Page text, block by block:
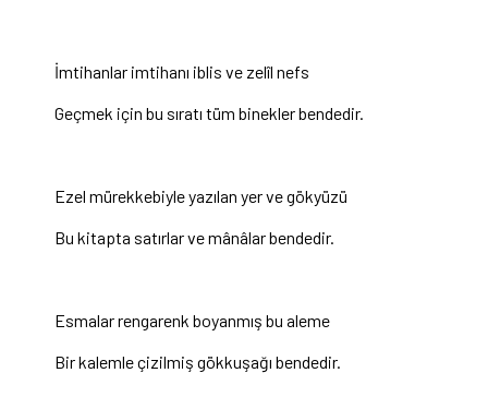
İmtihanlar imtihanı iblis ve zelîl nefs
Geçmek için bu sıratı tüm binekler bendedir.
Ezel mürekkebiyle yazılan yer ve gökyüzü
Bu kitapta satırlar ve mânâlar bendedir.
Esmalar rengarenk boyanmış bu aleme
Bir kalemle çizilmiş gökkuşağı bendedir.